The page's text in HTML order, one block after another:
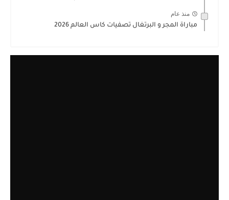
منذ عام
مباراة المجر و البرتغال تصفيات كاس العالم 2026